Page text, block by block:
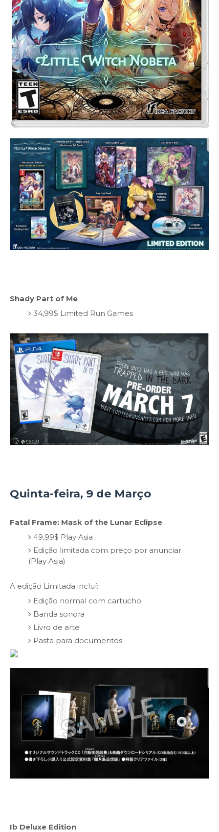
Shady Part of Me
34,99$ Limited Run Games
Quinta-feira, 9 de Março
Fatal Frame: Mask of the Lunar Eclipse
49,99$ Play Asia
Edição limitada com preço por anunciar
(Play Asia)
A edição Limitada incluí:
Edição normal com cartucho
Banda sonora
Livro de arte
Pasta para documentos
Ib Deluxe Edition